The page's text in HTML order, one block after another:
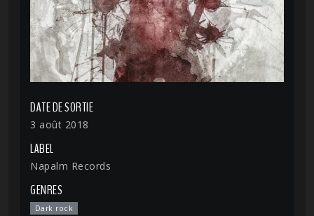
DATE DE SORTIE
3 août 2018
LABEL
Napalm Records
GENRES
Dark rock